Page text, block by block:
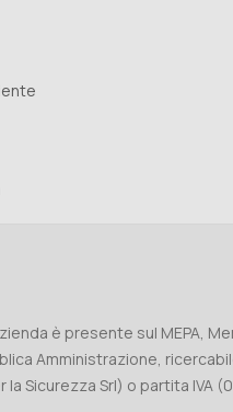
è presente sul MEPA,
Amministrazione,
la Sicurezza Srl) o partita IVA